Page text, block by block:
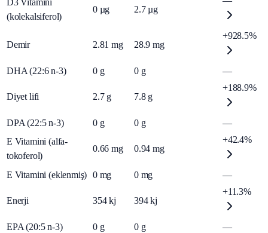
D3 Vitamini
(kolekalsiferol)
0 µg 2.7 µg
Demir 2.81 mg 28.9 mg
+928.5%
DHA (22:6 n-3) 0 g 0 g —
Diyet lifi 2.7 g 7.8 g
+188.9%
DPA (22:5 n-3) 0 g 0 g
—
E Vitamini (alfa-
tokoferol)
0.66 mg 0.94 mg
+42.4%
E Vitamini (eklenmiş) 0 mg 0 mg —
Enerji 354 kj 394 kj
+11.3%
EPA (20:5 n-3) 0 g 0 g
—